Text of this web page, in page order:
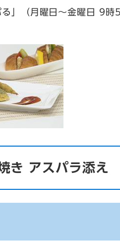
る」（月曜日～金曜日 9
き アスパラ添え